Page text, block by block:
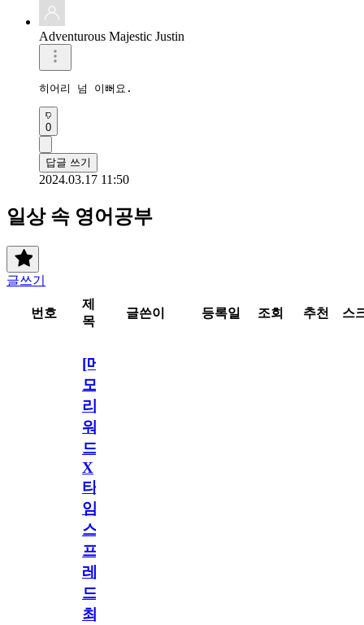
Adventurous Majestic Justin
히어리 넘 이뻐요.
0
답글 쓰기
2024.03.17 11:50
일상 속 영어공부
글쓰기
번호
제
목
글쓴이 등록일 조회 추천 스
[메
모
리
워
드
X
타
임
스
프
레
드]
최